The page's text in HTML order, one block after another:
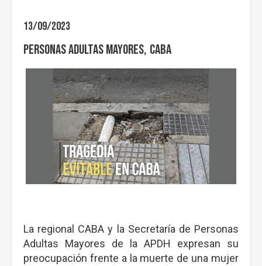
13/09/2023
Personas Adultas Mayores CABA
La regional CABA y la Secretaría de Personas
Adultas Mayores de la APDH expresan su
preocupación frente a la muerte de una mujer